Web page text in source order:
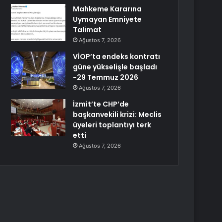
Mahkeme Kararına
Uymayan Emniyete
Talimat
Ağustos 7, 2026
VİOP’ta endeks kontratı
güne yükselişle başladı
-29 Temmuz 2026
Ağustos 7, 2026
İzmit’te CHP’de
başkanvekili krizi: Meclis
üyeleri toplantıyı terk
etti
Ağustos 7, 2026